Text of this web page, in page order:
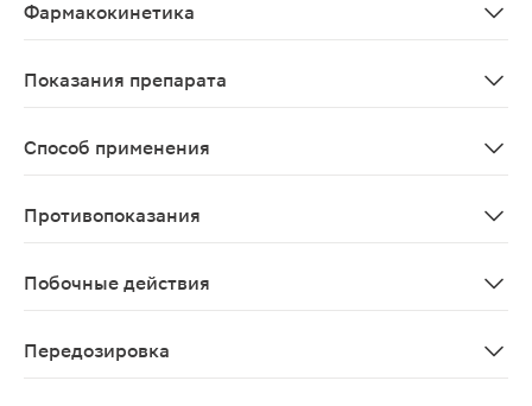
Фармакокинетика
Показания препарата
Способ применения
Противопоказания
Побочные действия
Передозировка